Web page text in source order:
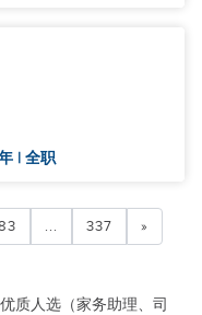
| 全职
... 337 »
质人选（家务助理、司